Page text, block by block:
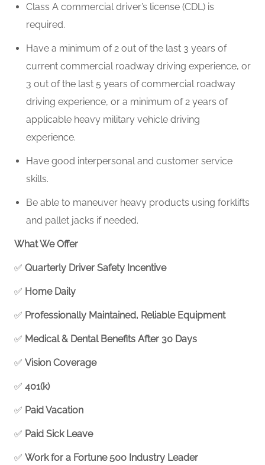
Class A commercial driver’s license (CDL) is
required.
Have a minimum of 2 out of the last 3 years of
current commercial roadway driving experience, or
3 out of the last 5 years of commercial roadway
driving experience, or a minimum of 2 years of
applicable heavy military vehicle driving
experience.
Have good interpersonal and customer service
skills.
Be able to maneuver heavy products using forklifts
and pallet jacks if needed.
What We Offer
✅ Quarterly Driver Safety Incentive
✅ Home Daily
✅ Professionally Maintained, Reliable Equipment
✅ Medical & Dental Benefits After 30 Days
✅ Vision Coverage
✅ 401(k)
✅ Paid Vacation
✅ Paid Sick Leave
✅ Work for a Fortune 500 Industry Leader